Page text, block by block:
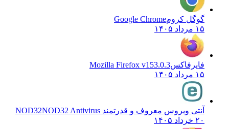
گوگل کرومGoogle Chrome
۱۵ مرداد ۱۴۰۵
فایرفاکسMozilla Firefox v153.0.3
۱۵ مرداد ۱۴۰۵
آنتی ویروس معروف و قدرتمند NOD32 NOD32 Antivirus
۲۰ خرداد ۱۴۰۵